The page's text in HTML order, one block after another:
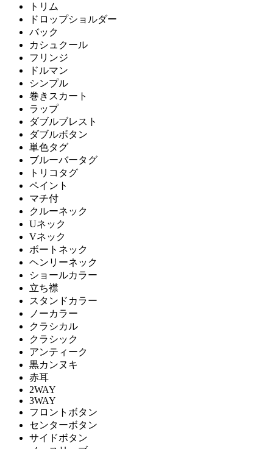
トリム
ドロップショルダー
バック
カシュクール
フリンジ
ドルマン
シンプル
巻きスカート
ラップ
ダブルブレスト
ダブルボタン
単色タグ
ブルーバータグ
トリコタグ
ペイント
マチ付
クルーネック
Uネック
Vネック
ボートネック
ヘンリーネック
ショールカラー
立ち襟
スタンドカラー
ノーカラー
クラシカル
クラシック
アンティーク
黒カンヌキ
赤耳
2WAY
3WAY
フロントボタン
センターボタン
サイドボタン